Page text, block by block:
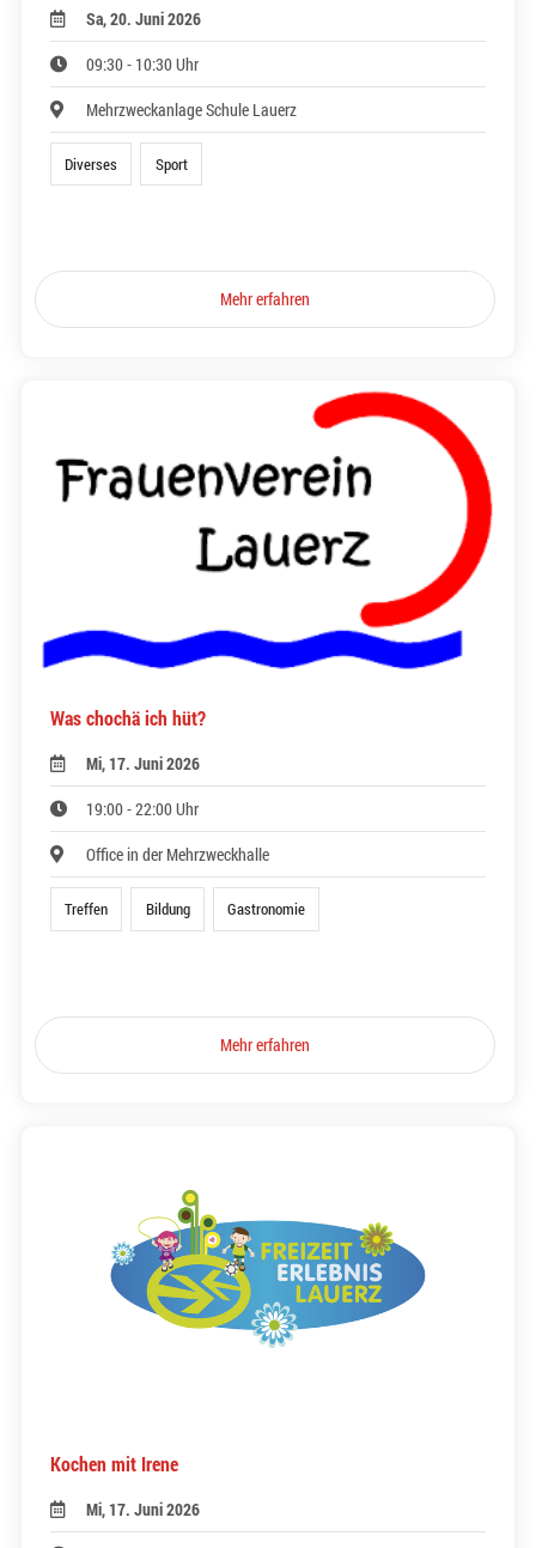
Sa, 20. Juni 2026
09:30 - 10:30 Uhr
Mehrzweckanlage Schule Lauerz
Diverses Sport
Mehr erfahren
Was chochä ich hüt?
Mi, 17. Juni 2026
19:00 - 22:00 Uhr
Office in der Mehrzweckhalle
Treffen Bildung Gastronomie
Mehr erfahren
Kochen mit Irene
Mi, 17. Juni 2026